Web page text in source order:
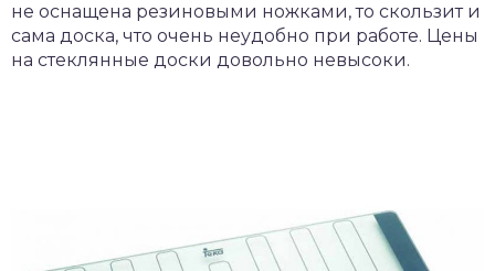
не оснащена резиновыми ножками, то скользит и
сама доска, что очень неудобно при работе. Цены
на стеклянные доски довольно невысоки.